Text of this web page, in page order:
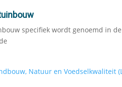
specifiek wordt genoemd in